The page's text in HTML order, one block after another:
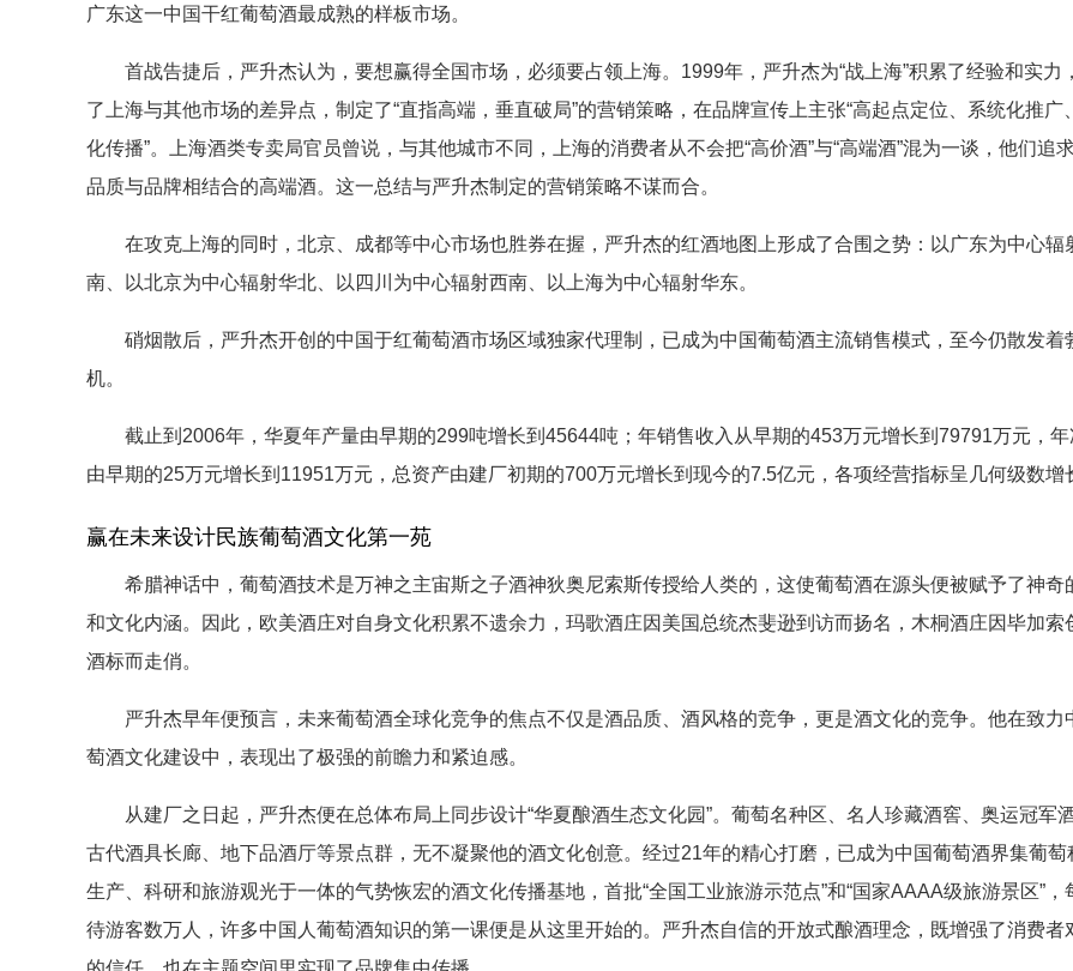
广东这一中国干红葡萄酒最成熟的样板市场。
首战告捷后，严升杰认为，要想赢得全国市场，必须要占领上海。1999年，严升杰为“战上海”积累了经验和实力
了上海与其他市场的差异点，制定了“直指高端，垂直破局”的营销策略，在品牌宣传上主张“高起点定位、系统化推广
化传播”。上海酒类专卖局官员曾说，与其他城市不同，上海的消费者从不会把“高价酒”与“高端酒”混为一谈，他们追
品质与品牌相结合的高端酒。这一总结与严升杰制定的营销策略不谋而合。
在攻克上海的同时，北京、成都等中心市场也胜券在握，严升杰的红酒地图上形成了合围之势：以广东为中心辐
南、以北京为中心辐射华北、以四川为中心辐射西南、以上海为中心辐射华东。
硝烟散后，严升杰开创的中国于红葡萄酒市场区域独家代理制，已成为中国葡萄酒主流销售模式，至今仍散发着
机。
截止到2006年，华夏年产量由早期的299吨增长到45644吨；年销售收入从早期的453万元增长到79791万元，年
由早期的25万元增长到11951万元，总资产由建厂初期的700万元增长到现今的7.5亿元，各项经营指标呈几何级数增
赢在未来设计民族葡萄酒文化第一苑
希腊神话中，葡萄酒技术是万神之主宙斯之子酒神狄奥尼索斯传授给人类的，这使葡萄酒在源头便被赋予了神奇
和文化内涵。因此，欧美酒庄对自身文化积累不遗余力，玛歌酒庄因美国总统杰斐逊到访而扬名，木桐酒庄因毕加索
酒标而走俏。
严升杰早年便预言，未来葡萄酒全球化竞争的焦点不仅是酒品质、酒风格的竞争，更是酒文化的竞争。他在致力
萄酒文化建设中，表现出了极强的前瞻力和紧迫感。
从建厂之日起，严升杰便在总体布局上同步设计“华夏酿酒生态文化园”。葡萄名种区、名人珍藏酒窖、奥运冠军酒
古代酒具长廊、地下品酒厅等景点群，无不凝聚他的酒文化创意。经过21年的精心打磨，已成为中国葡萄酒界集葡萄
生产、科研和旅游观光于一体的气势恢宏的酒文化传播基地，首批“全国工业旅游示范点”和“国家AAAA级旅游景区”，
待游客数万人，许多中国人葡萄酒知识的第一课便是从这里开始的。严升杰自信的开放式酿酒理念，既增强了消费者